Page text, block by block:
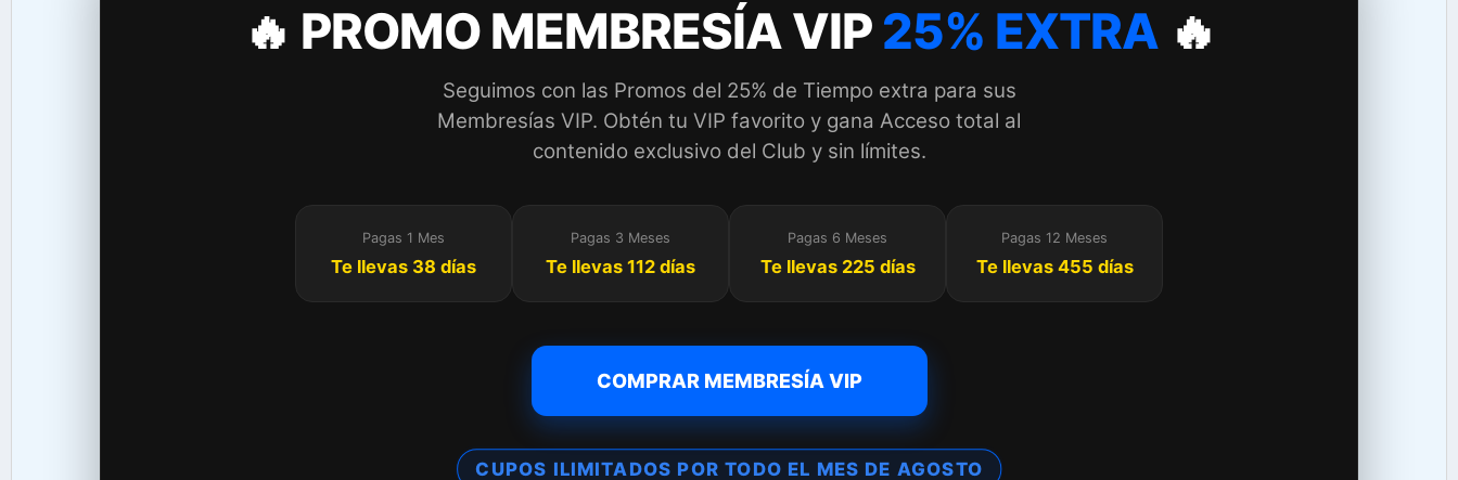
🔥 PROMO MEMBRESÍA VIP25% EXTRA🔥
Seguimos con las Promos del 25% de Tiempo extra para sus
Membresías VIP. Obtén tu VIP favorito y gana Acceso total al
contenido exclusivo del Club y sin límites.
Pagas 1 Mes
Te llevas 38 días
Pagas 3 Meses
Te llevas 112 días
Pagas 6 Meses
Te llevas 225 días
Pagas 12 Meses
Te llevas 455 días
COMPRAR MEMBRESÍA VIP
CUPOS ILIMITADOS POR TODO EL MES DE AGOSTO